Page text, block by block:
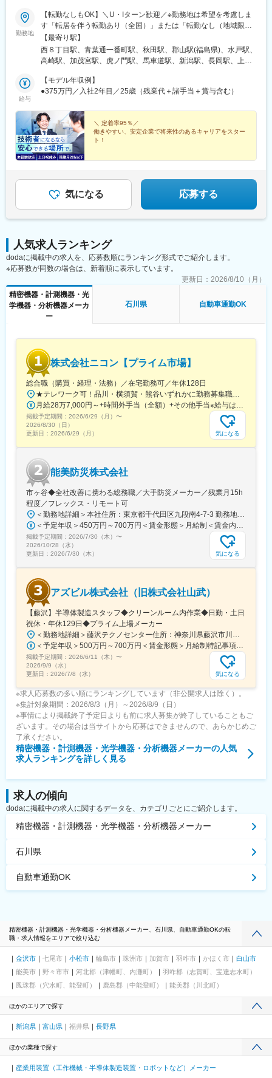
勤務地
【転勤なしもOK】＼U・Iターン歓迎／※勤務地は希望を考慮しま
す「転居を伴う転勤あり（全国）」または「転勤なし（地域限
定）」からお選びいただけます。★：積極採用拠点 【北海道エリ
ア】・北海道札幌市【東北エリア】・宮城県仙台市・秋田県秋田
市【北関東エリア 】 ★埼玉県さいたま市 【南関東エリア】 ★東
長岡市・石川県金沢市★長野県長野市・松本市【東海エリア】 ★
愛知県名古屋市【近畿エリア】 ★滋賀県野洲市★兵庫県神戸市・
福岡県福岡市 ★長崎県長崎市・佐賀県三養基郡・熊本県熊本市・
鹿児島県鹿児島市※転勤あり（全国）を選択されても、範囲はキャ
リア形成などを目的とした同エリア内の異動が多いです※転勤なし
（地域限定）の場合、転居を伴わない勤務先変更は発生します※マ
イカー通勤可（規定有／要申請）※受動喫煙対策（屋内全面禁煙）
【最寄り駅】
西８丁目駅、青葉通一番町駅、秋田駅、郡山駅(福島県)、水戸駅、
高崎駅、加茂宮駅、虎ノ門駅、馬車道駅、新潟駅、長岡駅、上諸
駅(阪神)、四ツ橋駅、縮景園前駅、栗林公園駅、東比恵駅、平和公
園駅、資生館小学校前駅、あおば通駅、東宮原駅、霞ケ関駅(東京
駅、女学院前駅、原爆資料館駅、西４丁目駅、仙台駅(地下鉄)、虎
ノ門ヒルズ駅、桜木町駅、近鉄名古屋駅、新静岡駅、三ノ宮駅、
西大橋駅、家庭裁判所前駅、大学病院駅
給与
【モデル年収例】
●375万円／入社2年目／25歳（残業代＋諸手当＋賞与含む）
＼ 定着率95％／
働きやすい、安定企業で将来性のあるキャリアをスター
ト！
◆原則土日祝休み・年間休日120日以上
◆残業月20h以内
◆急な呼び出しなし
気になる 応募する
人気求人ランキング
dodaに掲載中の求人を、応募数順にランキング形式でご紹介します。
※応募数が同数の場合は、新着順に表示しています。
更新日： 2026/8/10（月）
精密機器・計測機器・光
学機器・分析機器メーカ
ー
石川県 自動車通勤OK
株式会社ニコン【プライム市場】
総合職（購買・経理・法務）／在宅勤務可／年休128日
★テレワーク可！品川・横須賀・熊谷いずれかに勤務募集職種に応じて、以下いずれかの勤務地となります。■本社／イノベーションセンター／ウェストサイト東京都品川区西大井1-5-20最寄駅：JR横須賀線・湘南新宿ライン「西大井」駅より徒歩約4分■横須賀製作所神奈川県横須賀市神明町1-15最寄駅：JR横須賀線「久里浜」駅より徒歩約10分／京急久里浜線「京急久里浜」駅より徒歩約8分■熊谷製作所埼玉県熊谷市御稜威ケ原201-9最寄駅：JR高崎線「籠原」駅／JR高崎線「熊谷」駅※受動喫煙対策あり
月給28万7,000円～+時間外手当（全額）+その他手当※給与は入社後の職務・役割の水準をベースとした職責を考慮の上、適宜決定
掲載予定期間： 2026/6/29（月） 〜
2026/8/30（日）
更新日： 2026/6/29（月） 気になる
能美防災株式会社
市ヶ谷◆全社改善に携わる総務職／大手防災メーカー／残業月15h
程度／フレックス・リモート可
＜勤務地詳細＞本社住所：東京都千代田区九段南4-7-3 勤務地最寄駅：東京メトロ南北線、有楽町線／市ケ谷駅受動喫煙対策：屋内全面禁煙変更の範囲：会社の定める事業所（リモートワーク含む）
＜予定年収＞450万円～700万円＜賃金形態＞月給制＜賃金内訳＞月額（基本給）：230,000円～467,000円＜月給＞230,000円～467,000円＜昇給有無＞有＜残業手当＞有＜給与補足＞※スキルを考慮のうえ、決定します。※賞与平均5.8～6ヶ月分賃金はあくまでも目安の金額であり、選考を通じて上下する可能性があります。月給(月額)は固定手当を含めた表記です。
掲載予定期間： 2026/7/30（木） 〜
2026/10/28（水）
更新日： 2026/7/30（木） 気になる
アズビル株式会社（旧株式会社山武）
【藤沢】半導体製造スタッフ◆クリーンルーム内作業◆日勤・土日
祝休・年休129日◆プライム上場メーカー
＜勤務地詳細＞藤沢テクノセンター住所：神奈川県藤沢市川名1-12-2 勤務地最寄駅：JR東海道本線／藤沢駅受動喫煙対策：屋内全面禁煙変更の範囲：会社の定める事業所（リモートワーク含む）
＜予定年収＞500万円～700万円＜賃金形態＞月給制特記事項なし＜賃金内訳＞月額（基本給）：320,000円～380,000円＜月給＞320,000円～380,000円＜昇給有無＞有＜残業手当＞有＜給与補足＞・昇給年1回（4月）・賞与年2回（6月・12月、2024年度実績：年8.28ヶ月）※あくまでも年収例となります。実際の給与は経験・スキルを考慮し、決定します。賃金はあくまでも目安の金額であり、選考を通じて上下する可能性があります。月給(月額)は固定手当を含めた表記です。
掲載予定期間： 2026/6/11（木） 〜
2026/9/9（水）
更新日： 2026/7/8（水） 気になる
※求人応募数の多い順にランキングしています（非公開求人は除く）。
※集計対象期間：2026/8/3（月）～2026/8/9（日）
※事情により掲載終了予定日よりも前に求人募集が終了していることもご
ざいます。その場合は当サイトから応募はできませんので、あらかじめご
了承ください。
精密機器・計測機器・光学機器・分析機器メーカーの人気
求人ランキングを詳しく見る
求人の傾向
dodaに掲載中の求人に関するデータを、カテゴリごとにご紹介します。
精密機器・計測機器・光学機器・分析機器メーカー
石川県
自動車通勤OK
精密機器・計測機器・光学機器・分析機器メーカー、石川県、自動車通勤OKの転
職・求人情報をエリアで絞り込む
金沢市 七尾市 小松市 輪島市 珠洲市 加賀市 羽咋市 かほく市
白山市
能美市
野々市市 河北郡（津幡町、内灘町）
羽咋郡（志賀町、宝達志水町）
鳳珠郡（穴水町、能登町）
鹿島郡（中能登町） 能美郡（川北町）
ほかのエリアで探す
新潟県 富山県 福井県 長野県
ほかの業種で探す
産業用装置（工作機械・半導体製造装置・ロボットなど）メーカー